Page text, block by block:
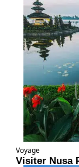
Voyage
Visiter Nusa